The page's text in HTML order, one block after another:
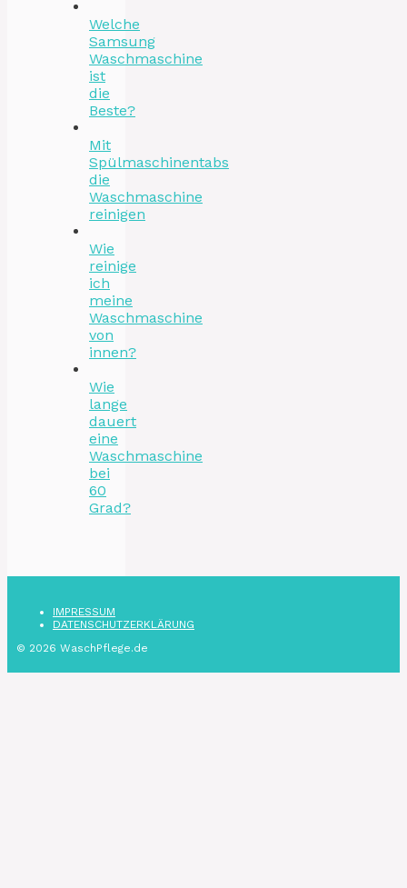
Welche
Samsung
Waschmaschine
ist
die
Beste?
Mit
Spülmaschinentabs
die
Waschmaschine
reinigen
Wie
reinige
ich
meine
Waschmaschine
von
innen?
Wie
lange
dauert
eine
Waschmaschine
bei
60
Grad?
IMPRESSUM
DATENSCHUTZ­ERKLÄRUNG
© 2026 WaschPflege.de